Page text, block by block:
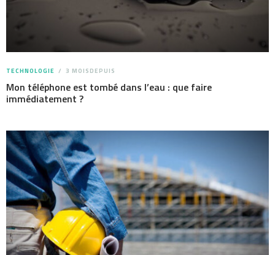
TECHNOLOGIE 3 MOISDEPUIS
Mon téléphone est tombé dans l’eau : que faire
immédiatement ?